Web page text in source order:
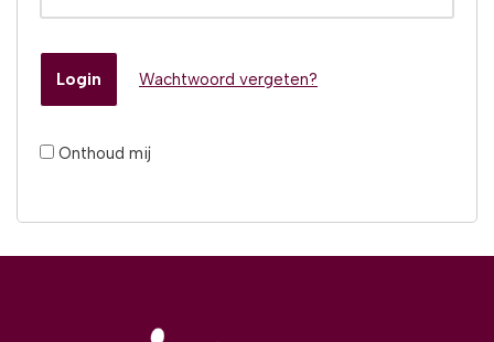
Wachtwoord vergeten?
Onthoud mij